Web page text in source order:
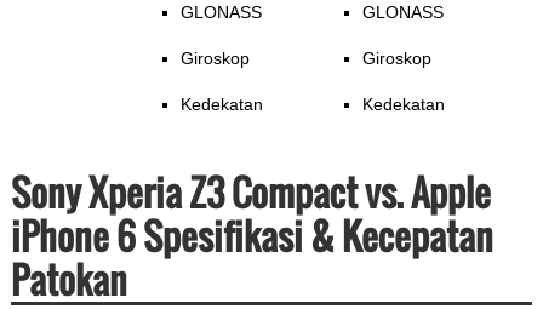
GLONASS
Giroskop
Kedekatan
GLONASS
Giroskop
Kedekatan
Sony Xperia Z3 Compact vs. Apple
iPhone 6 Spesifikasi & Kecepatan
Patokan